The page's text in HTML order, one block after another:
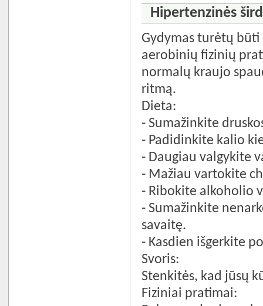
Hipertenzinės
Gydymas turėtų
aerobinių fizinių
normalų kraujo
ritmą.
Dieta:
- Sumažinkite
- Padidinkite kalio
- Daugiau valgykite
- Mažiau vartokite
- Ribokite alkoholio
- Sumažinkite
savaitę.
- Kasdien išgerkite
Svoris:
Stenkitės, kad jūsų
Fiziniai pratimai: